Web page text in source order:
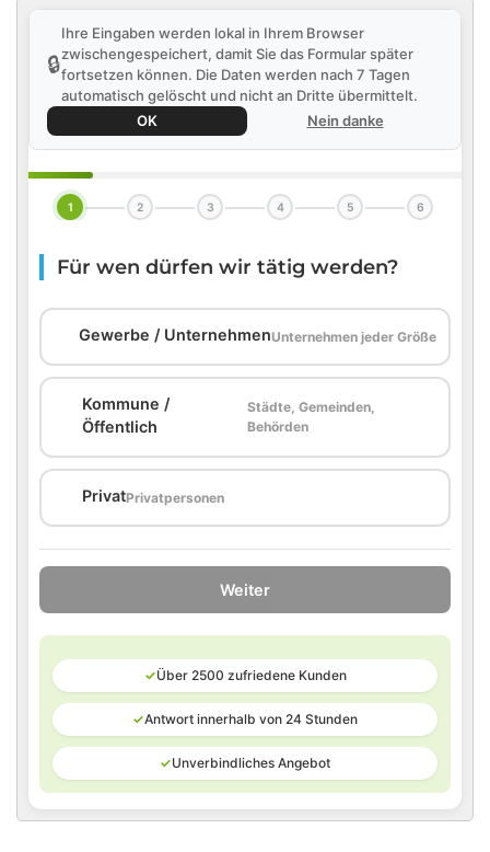
🔒
Ihre Eingaben werden lokal in Ihrem Browser
zwischengespeichert, damit Sie das Formular später
fortsetzen können. Die Daten werden nach 7 Tagen
automatisch gelöscht und nicht an Dritte übermittelt.
OK
Nein danke
1 2 3 4 5 6
Für wen dürfen wir tätig werden?
Gewerbe / UnternehmenUnternehmen jeder Größe
Kommune /
Öffentlich
Städte, Gemeinden,
Behörden
PrivatPrivatpersonen
Weiter
✓Über 2500 zufriedene Kunden
✓Antwort innerhalb von 24 Stunden
✓Unverbindliches Angebot